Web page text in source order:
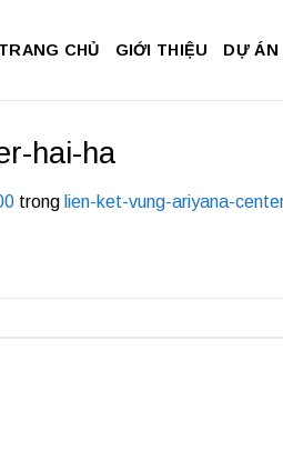
TRANG CHỦ GIỚI THIỆU DỰ ÁN
hai-ha
trong lien-ket-vung-ariyana-